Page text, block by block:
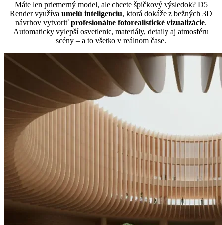
Máte len priemerný model, ale chcete špičkový výsledok? D5
Render využíva umelú inteligenciu, ktorá dokáže z bežných 3D
návrhov vytvoriť profesionálne fotorealistické vizualizácie.
Automaticky vylepší osvetlenie, materiály, detaily aj atmosféru
scény – a to všetko v reálnom čase.